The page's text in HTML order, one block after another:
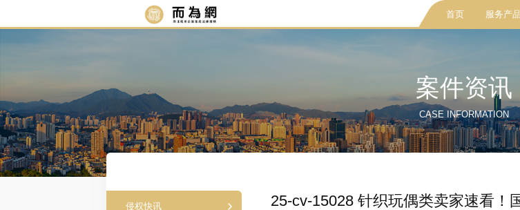
首页 服务产品
案件资讯
CASE INFORMATION
侵权快讯 25-cv-15028 针织玩偶类卖家速看！